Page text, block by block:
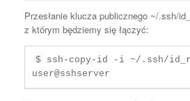
Przesłanie klucza publicznego ~/.ssh/
z którym będziemy się łączyć:
$ ssh-copy-id -i ~/.ssh/
user@sshserver